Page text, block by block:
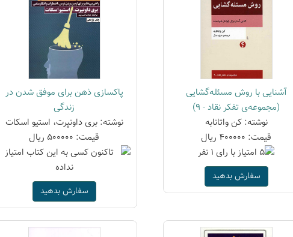
آشنایی با روش مسئله‌گشایی
(مجموعه‌ی تفکر نقاد - 9)
نوشته: کن واتانابه
قیمت: 400000 ریال
سفارش بدهید
پاکسازی ذهن برای موفق شدن در
زندگی
نوشته: بری داونپرت، استیو اسکات
قیمت: 500000 ریال
سفارش بدهید